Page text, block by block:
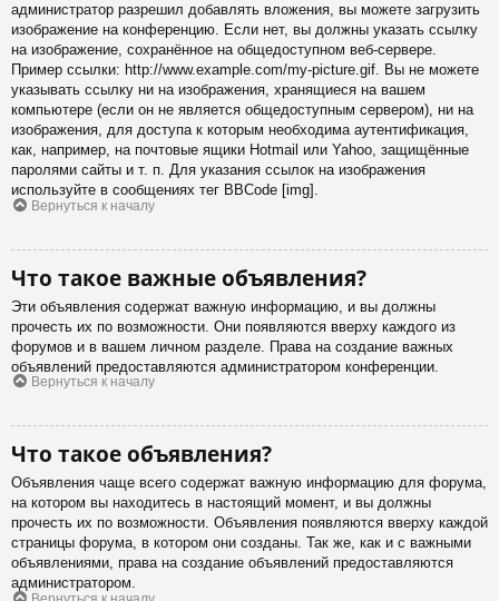
администратор разрешил добавлять вложения, вы можете загрузить
изображение на конференцию. Если нет, вы должны указать ссылку
на изображение, сохранённое на общедоступном веб-сервере.
Пример ссылки: http://www.example.com/my-picture.gif. Вы не можете
указывать ссылку ни на изображения, хранящиеся на вашем
компьютере (если он не является общедоступным сервером), ни на
изображения, для доступа к которым необходима аутентификация,
как, например, на почтовые ящики Hotmail или Yahoo, защищённые
паролями сайты и т. п. Для указания ссылок на изображения
используйте в сообщениях тег BBCode [img].
Вернуться к началу
Что такое важные объявления?
Эти объявления содержат важную информацию, и вы должны
прочесть их по возможности. Они появляются вверху каждого из
форумов и в вашем личном разделе. Права на создание важных
объявлений предоставляются администратором конференции.
Вернуться к началу
Что такое объявления?
Объявления чаще всего содержат важную информацию для форума,
на котором вы находитесь в настоящий момент, и вы должны
прочесть их по возможности. Объявления появляются вверху каждой
страницы форума, в котором они созданы. Так же, как и с важными
объявлениями, права на создание объявлений предоставляются
администратором.